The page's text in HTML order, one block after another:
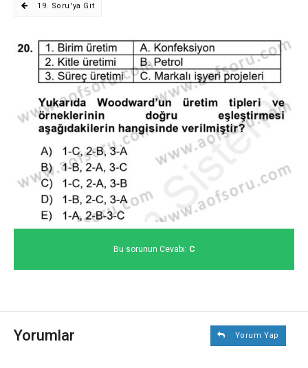
19. Soru'ya Git
Bu sorunun Cevabı: C
Yorumlar Yorum Yap